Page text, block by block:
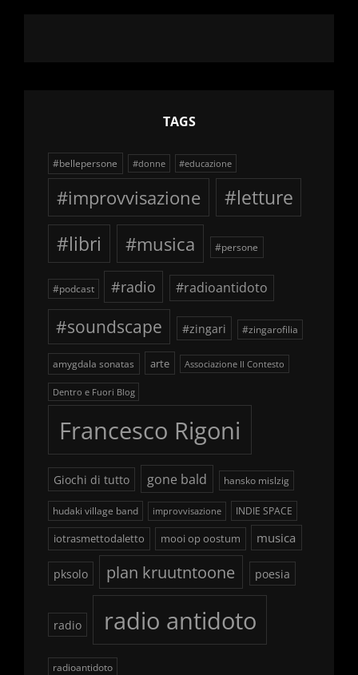
TAGS
#bellepersone #donne #educazione
#improvvisazione
#letture
#libri
#musica #persone
#podcast #radio #radioantidoto
#soundscape #zingari #zingarofilia
amygdala sonatas arte Associazione Il Contesto
Dentro e Fuori Blog
Francesco Rigoni
Giochi di tutto gone bald hansko mislzig
hudaki village band improvvisazione INDIE SPACE
iotrasmettodaletto mooi op oostum musica
pksolo plan kruutntoone poesia
radio radio antidoto
radioantidoto